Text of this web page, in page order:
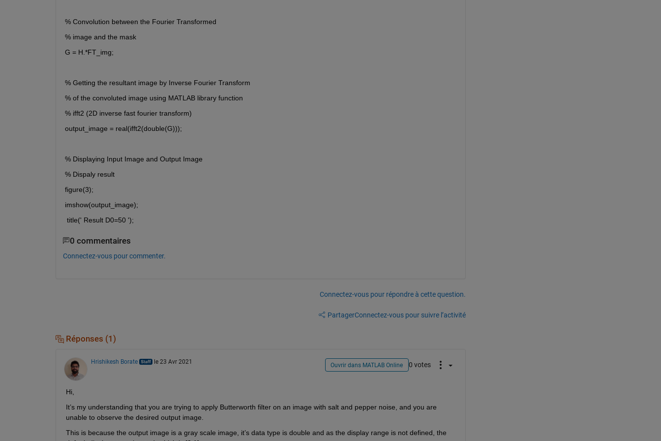
% Convolution between the Fourier Transformed
% image and the mask
G = H.*FT_img;
% Getting the resultant image by Inverse Fourier Transform
% of the convoluted image using MATLAB library function
% ifft2 (2D inverse fast fourier transform)
output_image = real(ifft2(double(G)));
% Displaying Input Image and Output Image
% Dispaly result
figure(3);
imshow(output_image);
title(' Result D0=50 ');
0 commentaires
Connectez-vous pour commenter.
Connectez-vous pour répondre à cette question.
PartagerConnectez-vous pour suivre l’activité
Réponses (1)
Hrishikesh Borate le 23 Avr 2021 Ouvrir dans MATLAB Online 0 votes
Hi,
It’s my understanding that you are trying to apply Butterworth filter on an image with salt and pepper noise, and you are
unable to observe the desired output image.
This is because the output image is a gray scale image, it’s data type is double and as the display range is not defined, the